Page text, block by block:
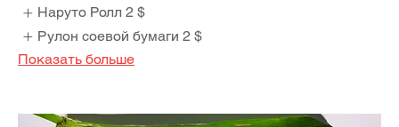
Наруто Ролл 2 $
Рулон соевой бумаги 2 $
Показать больше